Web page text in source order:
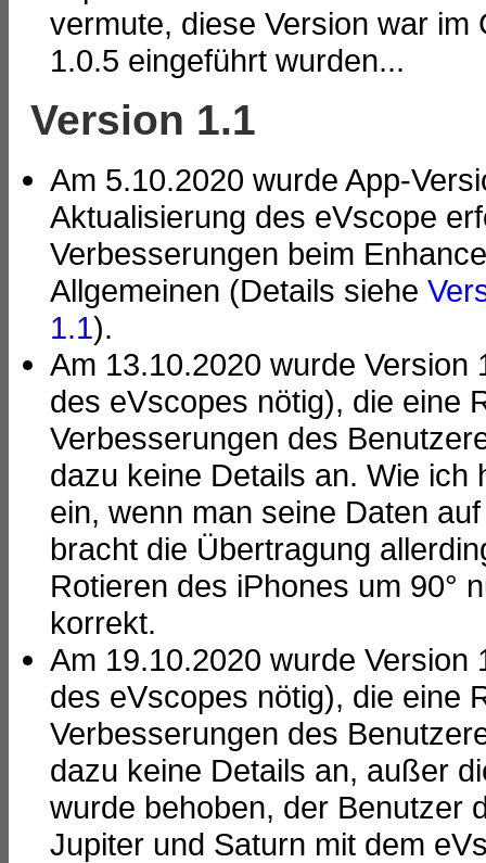
vermute, diese Version war im
1.0.5 eingeführt wurden...
Version 1.1
Am 5.10.2020 wurde App-
Aktualisierung des eVscope
Verbesserungen beim
Allgemeinen (Details siehe
1.1).
Am 13.10.2020 wurde Version
des eVscopes nötig), die eine
Verbesserungen des
dazu keine Details an. Wie ich
ein, wenn man seine Daten
bracht die Übertragung
Rotieren des iPhones um 90°
korrekt.
Am 19.10.2020 wurde Version
des eVscopes nötig), die eine
Verbesserungen des
dazu keine Details an, außer
wurde behoben, der Benutzer
Jupiter und Saturn mit dem